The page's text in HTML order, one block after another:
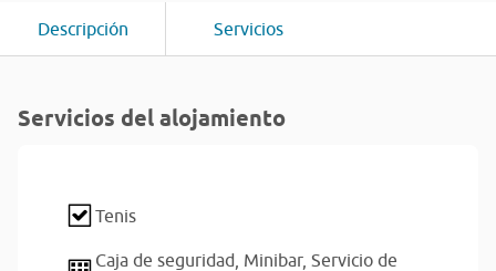
Descripción Servicios
Servicios del alojamiento
Tenis
Caja de seguridad, Minibar, Servicio de